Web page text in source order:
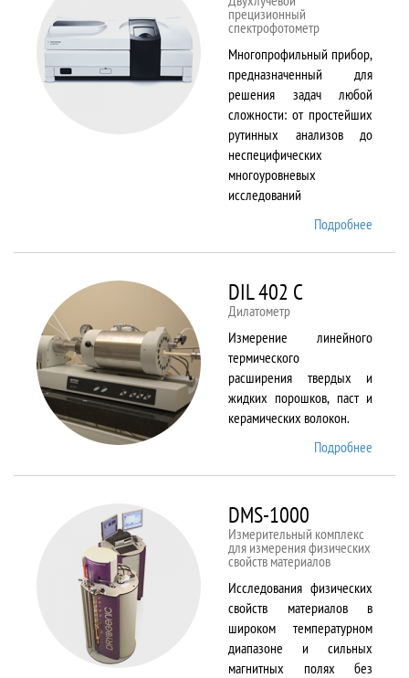
прецизионный
спектрофотометр
Многопрофильный прибор,
предназначенный для
решения задач любой
сложности: от простейших
рутинных анализов до
неспецифических
многоуровневых
исследований
Подробнее
DIL 402 C
Дилатометр
Измерение линейного
термического
расширения твердых и
жидких порошков, паст и
керамических волокон.
Подробнее
DMS-1000
Измерительный комплекс
для измерения физических
свойств материалов
Исследования физических
свойств материалов в
широком температурном
диапазоне и сильных
магнитных полях без